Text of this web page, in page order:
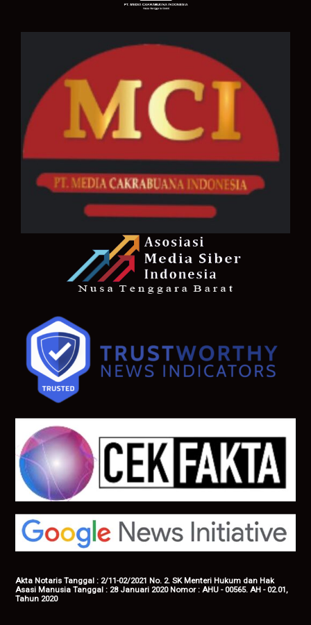
Akta Notaris Tanggal : 2/11-02/2021 No. 2. SK Menteri Hukum dan Hak
Asasi Manusia Tanggal : 28 Januari 2020 Nomor : AHU - 00565. AH - 02.01,
Tahun 2020